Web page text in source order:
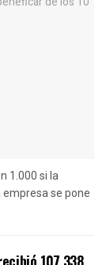
1.000 si la
empresa se pone
107.338